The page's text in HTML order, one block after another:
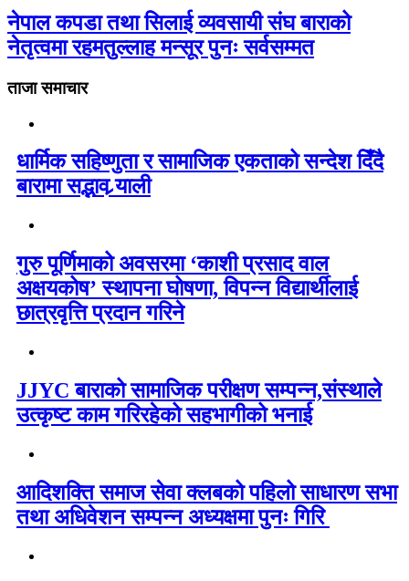
नेपाल कपडा तथा सिलाई व्यवसायी संघ बाराको
नेतृत्वमा रहमतुल्लाह मन्सूर पुनः सर्वसम्मत
ताजा समाचार
धार्मिक सहिष्णुता र सामाजिक एकताको सन्देश दिँदै
बारामा सद्भाव र्‍याली
गुरु पूर्णिमाको अवसरमा ‘काशी प्रसाद वाल
अक्षयकोष’ स्थापना घोषणा, विपन्न विद्यार्थीलाई
छात्रवृत्ति प्रदान गरिने
JJYC बाराको सामाजिक परीक्षण सम्पन्न,संस्थाले
उत्कृष्ट काम गरिरहेको सहभागीको भनाई
आदिशक्ति समाज सेवा क्लबको पहिलो साधारण सभा
तथा अधिवेशन सम्पन्न अध्यक्षमा पुनः गिरि